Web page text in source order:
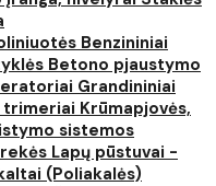
Benzininiai
Betono pjaustymo
Grandininiai
trimeriai Krūmapjovės,
sistemos
Lapų pūstuvai -
(Poliakalės)